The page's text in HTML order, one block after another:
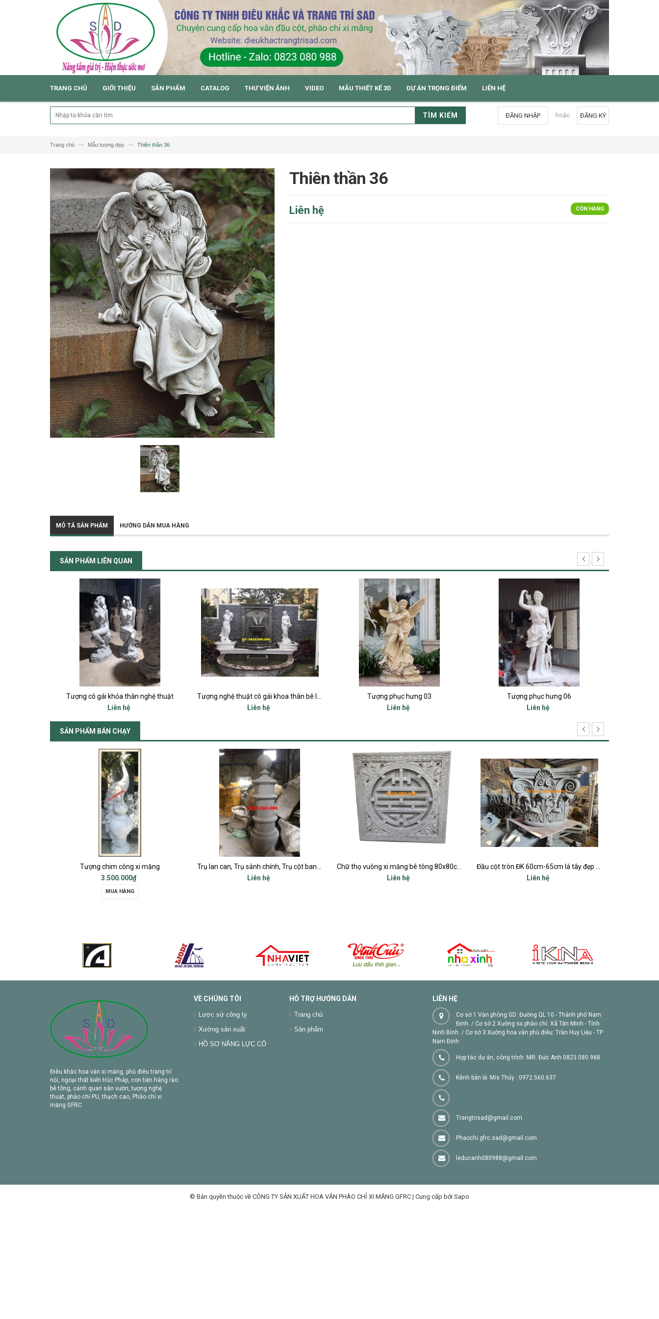
TRANG CHỦ GIỚI THIỆU SẢN PHẨM CATALOG THƯ VIỆN ẢNH VIDEO MẪU THIẾT KẾ 3D DỰ ÁN TRỌNG ĐIỂM LIÊN HỆ
TÌM KIẾM ĐĂNG KÝ
hoặc
ĐĂNG NHẬP
Trang chủ Mẫu tượng đẹp Thiên thần 36
Thiên thần 36
CÒN HÀNG
Liên hệ
MÔ TẢ SẢN PHẨM HƯỚNG DẪN MUA HÀNG
SẢN PHẨM LIÊN QUAN
Tượng cô gái khỏa thân nghệ thuật
Liên hệ
Liên hệ
Tượng phục hưng 03
Liên hệ
Tượng phục hưng 06
Liên hệ
SẢN PHẨM BÁN CHẠY
Tượng chim công xi măng
3.500.000₫
MUA HÀNG
Liên hệ
Liên hệ
Liên hệ
Điêu khắc hoa văn xi măng, phù điêu trang trí
nội, ngoại thất kiến trúc Pháp, con tiện hàng rào
bê tông, cảnh quan sân vườn, tượng nghệ
thuật, phào chỉ PU, thạch cao, Phào chỉ xi
măng GFRC
VỀ CHÚNG TÔI
Lược sử công ty
Xưởng sản xuất
HỒ SƠ NĂNG LỰC CÔNG TY
HỖ TRỢ HƯỚNG DẪN
Trang chủ
Sản phẩm
LIÊN HỆ
Cơ sở 1 Văn phòng GD: Đường QL 10 - Thành phố Nam
Định. / Cơ sở 2 Xưởng sx phào chỉ: Xã Tân Minh - Tỉnh
Ninh Bình. / Cơ sở 3 Xưởng hoa văn phù điêu: Trần Huy Liệu - TP
Nam Định
Hợp tác dự án, công trình :MR. Đức Anh 0823.080.988
Kênh bán lẻ: Mis Thúy : 0972.560.637
Trangtrisad@gmail.com
Phaochi.gfrc.sad@gmail.com
leducanh080988@gmail.com
© Bản quyền thuộc về CÔNG TY SẢN XUẤT HOA VĂN PHÀO CHỈ XI MĂNG GFRC | Cung cấp bởi Sapo